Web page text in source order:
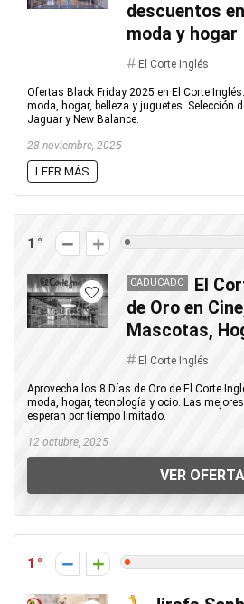
descuentos
moda y hogar
El Corte Inglés
Ofertas Black Friday 2025 en El Corte
moda, hogar, belleza y juguetes. Selección
Jaguar y New Balance.
28 noviembre, 2025
LEER MÁS
1
CADUCADO
El
de Oro en
Mascotas,
El Corte Inglés
Aprovecha los 8 Días de Oro de El Corte
moda, hogar, tecnología y ocio. Las
esperan por tiempo limitado.
12 octubre, 2025
VER OFERTA
1